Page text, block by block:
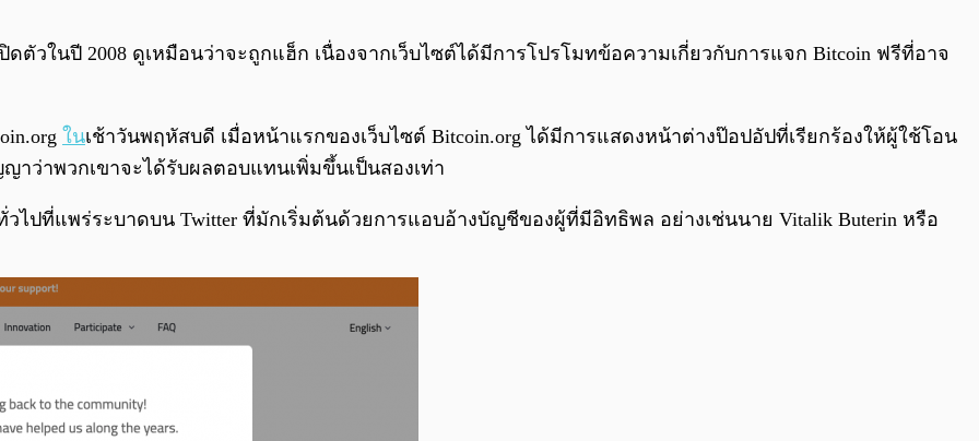
0:00 / 0:00
ดตัวในปี 2008 ดูเหมือนว่าจะถูกแฮ็ก เนื่องจากเว็บไซต์ได้มีการโปรโมทข้อความเกี่ยวกับการแจก Bitcoin ฟรีที่อาจ
ในเช้าวันพฤหัสบดี เมื่อหน้าแรกของเว็บไซต์ Bitcoin.org ได้มีการแสดงหน้าต่างป๊อปอัปที่เรียกร้องให้ผู้ใช้โอน
าว่าพวกเขาจะได้รับผลตอบแทนเพิ่มขึ้นเป็นสองเท่า
ไปที่แพร่ระบาดบน Twitter ที่มักเริ่มต้นด้วยการแอบอ้างบัญชีของผู้ที่มีอิทธิพล อย่างเช่นนาย Vitalik Buterin หรือ